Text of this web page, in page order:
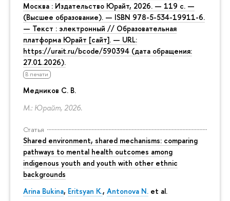
Москва : Издательство Юрайт, 2026. — 119 с. —
(Высшее образование). — ISBN 978-5-534-19911-6.
— Текст : электронный // Образовательная
платформа Юрайт [сайт]. — URL:
https://urait.ru/bcode/590394 (дата обращения:
27.01.2026).
В печати
Медников С. В.
М.: Юрайт, 2026.
Статья
Shared environment, shared mechanisms: comparing
pathways to mental health outcomes among
indigenous youth and youth with other ethnic
backgrounds
Arina Bukina, Eritsyan K., Antonova N. et al.